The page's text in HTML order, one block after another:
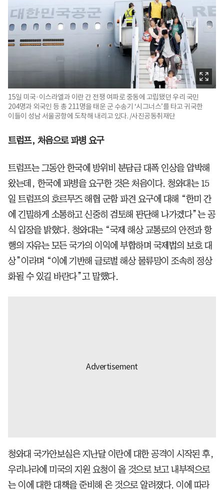
15일 미국·이스라엘과 이란 간 전쟁 여파로 중동에 고립됐던 우리 국민
204명과 외국인 등 총 211명을 태운 군 수송기 ‘시그너스’를 타고 귀국한
이들이 성남 서울공항에 도착해 내리고 있다. /사진공동취재단
트럼프, 처음으로 파병 요구
트럼프는 그동안 한국에 방위비 분담금 대폭 인상을 압박해
왔는데, 한국에 파병을 요구한 것은 처음이다. 청와대는 15
일 트럼프의 호르무즈 해협 군함 파견 요구에 대해 “한미 간
에 긴밀하게 소통하고 신중히 검토해 판단해 나가겠다”는 공
식 입장을 밝혔다. 청와대는 “국제 해상 교통로의 안전과 항
행의 자유는 모든 국가의 이익에 부합하며 국제법의 보호 대
상”이라며 “이에 기반해 글로벌 해상 물류망이 조속히 정상
화될 수 있길 바란다”고 말했다.
청와대 국가안보실은 지난달 이란에 대한 공격이 시작된 후,
우리나라에 미국의 지원 요청이 올 것으로 보고 내부적으로
는 이에 대한 대책을 준비해 온 것으로 알려졌다. 이에 따라